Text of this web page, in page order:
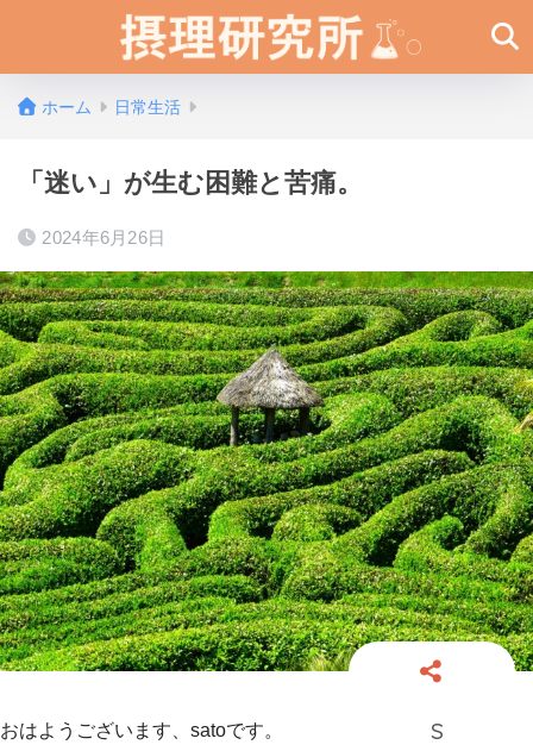
ホーム 日常生活
「迷い」が生む困難と苦痛。
2024年6月26日
おはようございます、satoです。